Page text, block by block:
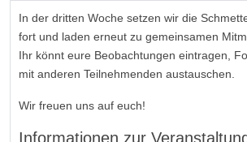
In der dritten Woche setzen wir die
fort und laden erneut zu gemeinsamen
Ihr könnt eure Beobachtungen eintragen,
mit anderen Teilnehmenden austauschen.
Wir freuen uns auf euch!
Informationen zur